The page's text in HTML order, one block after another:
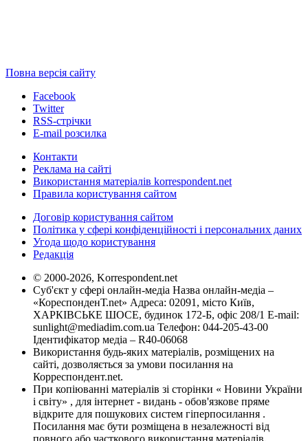
Повна версія сайту
Facebook
Twitter
RSS-стрічки
E-mail розсилка
Контакти
Реклама на сайті
Використання матеріалів korrespondent.net
Правила користування сайтом
Договір користування сайтом
Політика у сфері конфіденційності і персональних даних
Угода щодо користування
Редакція
© 2000-2026, Korrespondent.net
Суб'єкт у сфері онлайн-медіа Назва онлайн-медіа –
«КореспонденТ.net» Адреса: 02091, місто Київ,
ХАРКІВСЬКЕ ШОСЕ, будинок 172-Б, офіс 208/1 E-mail:
sunlight@mediadim.com.ua Телефон: 044-205-43-00
Ідентифікатор медіа – R40-06068
Використання будь-яких матеріалів, розміщених на
сайті, дозволяється за умови посилання на
Корреспондент.net.
При копіюванні матеріалів зі сторінки « Новини України
і світу» , для інтернет - видань - обов'язкове пряме
відкрите для пошукових систем гіперпосилання .
Посилання має бути розміщена в незалежності від
повного або часткового використання матеріалів.